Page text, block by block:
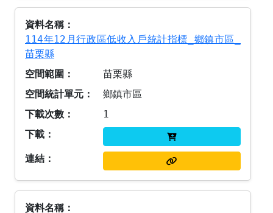
114年12月行政區低收入戶統計指標_鄉鎮市區_
苗栗縣
苗栗縣
鄉鎮市區
1